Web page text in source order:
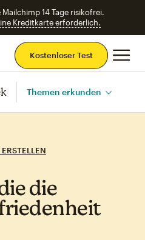
14 Tage risikofrei.
Kreditkarte erforderlich.
Kostenloser Test
Themen erkunden
die